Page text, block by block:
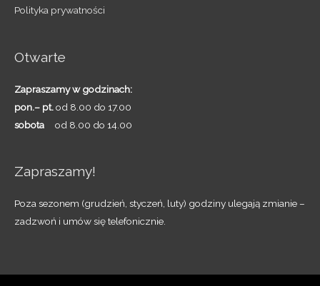
Polityka prywatności
Otwarte
Zapraszamy w godzinach:
pon.– pt.od 8.00 do 17.00
sobota od 8.00 do 14.00
Zapraszamy!
Poza sezonem (grudzień, styczeń, luty) godziny ulegają zmianie –
zadzwoń i umów się telefonicznie.